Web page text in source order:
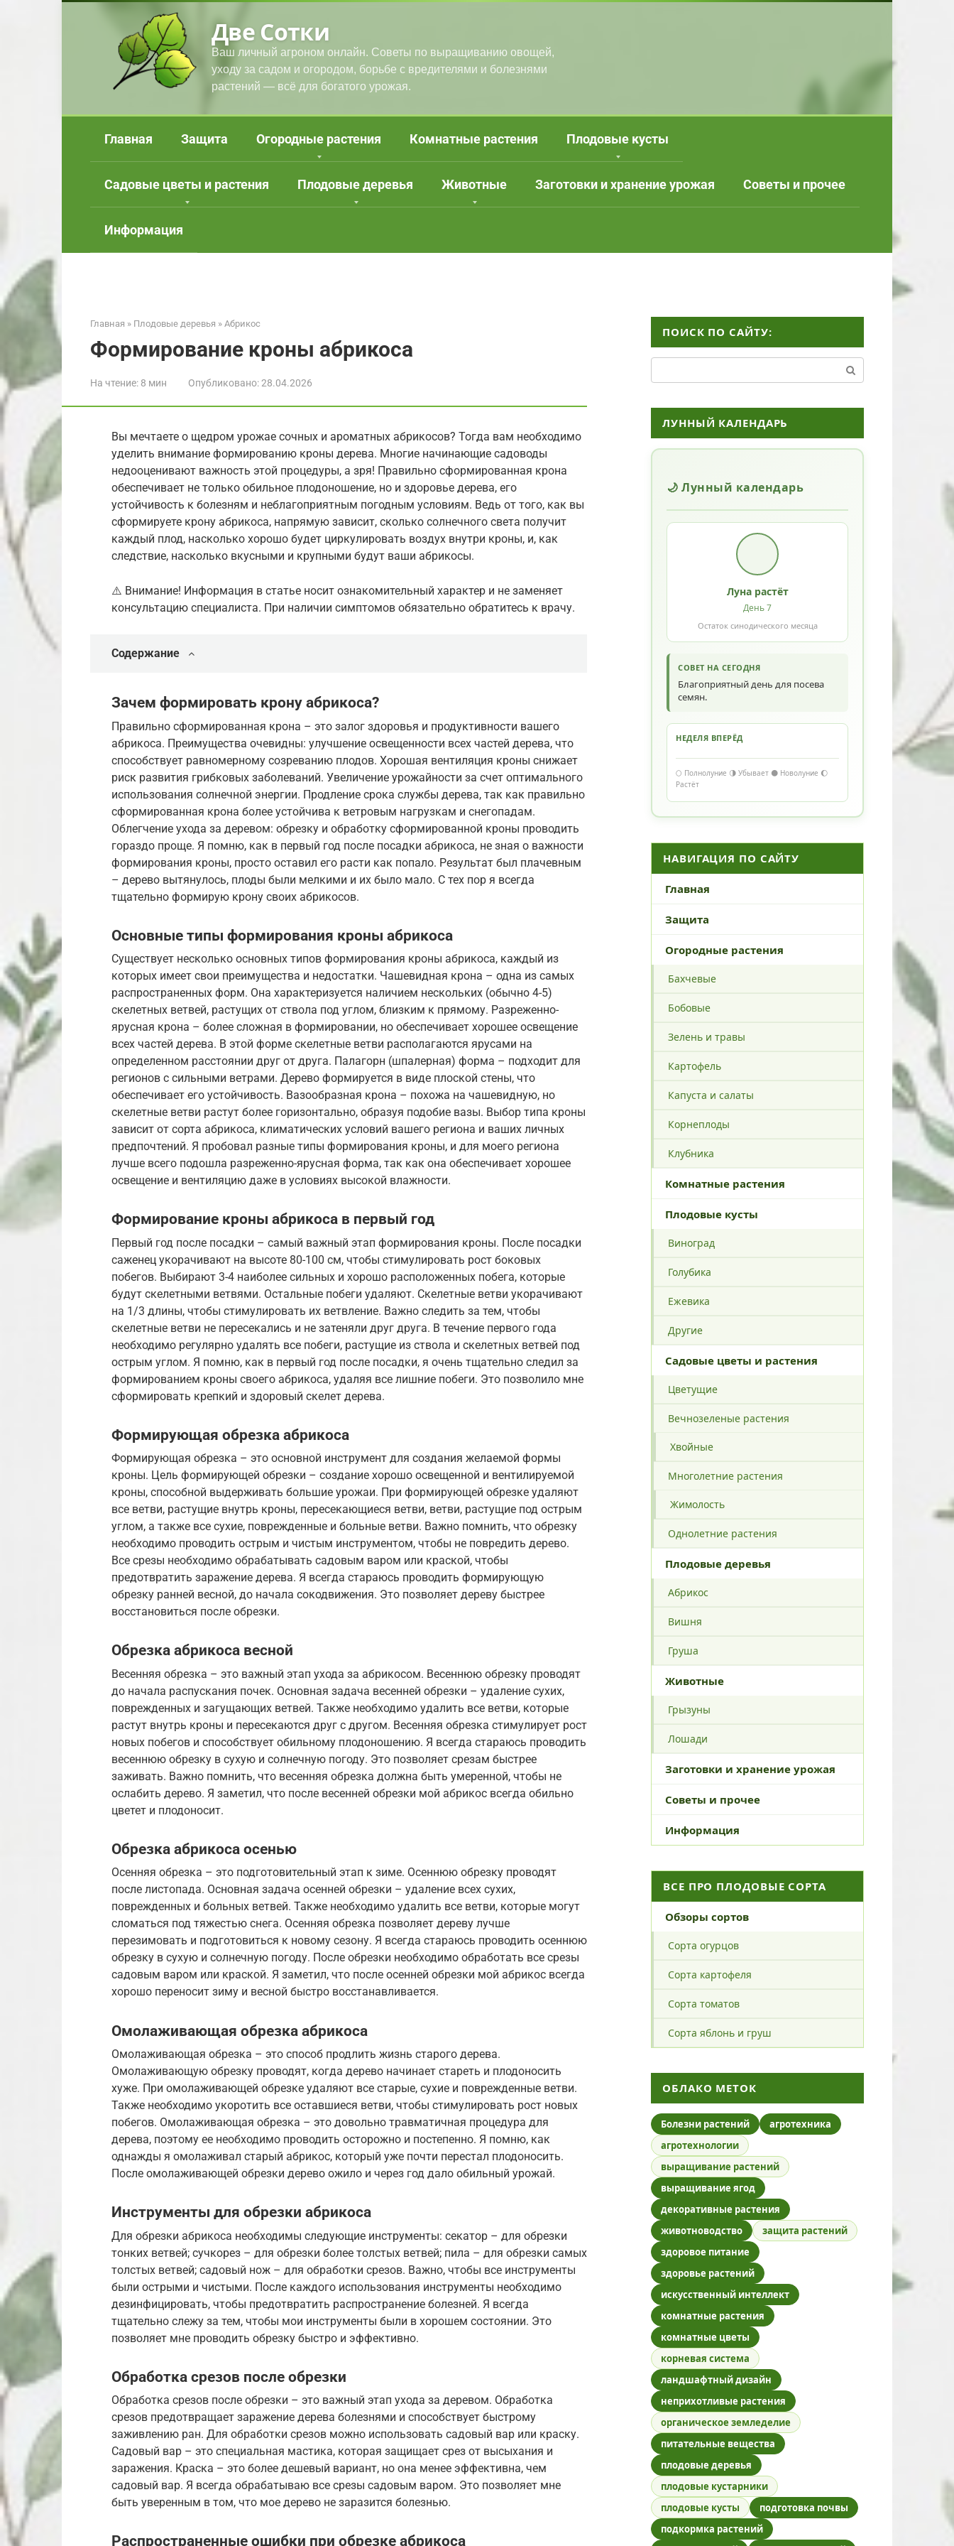
Две Сотки
Ваш личный агроном онлайн. Советы по выращиванию овощей,
уходу за садом и огородом, борьбе с вредителями и болезнями
растений — всё для богатого урожая.
Главная Защита Огородные растения Комнатные растения Плодовые кусты
Садовые цветы и растения Плодовые деревья Животные Заготовки и хранение урожая Советы и прочее
Информация
Главная » Плодовые деревья » Абрикос
Формирование кроны абрикоса
На чтение: 8 мин Опубликовано:28.04.2026
Вы мечтаете о щедром урожае сочных и ароматных абрикосов? Тогда вам необходимо
уделить внимание формированию кроны дерева. Многие начинающие садоводы
недооценивают важность этой процедуры, а зря! Правильно сформированная крона
обеспечивает не только обильное плодоношение, но и здоровье дерева, его
устойчивость к болезням и неблагоприятным погодным условиям. Ведь от того, как вы
сформируете крону абрикоса, напрямую зависит, сколько солнечного света получит
каждый плод, насколько хорошо будет циркулировать воздух внутри кроны, и, как
следствие, насколько вкусными и крупными будут ваши абрикосы.
⚠️ Внимание! Информация в статье носит ознакомительный характер и не заменяет
консультацию специалиста. При наличии симптомов обязательно обратитесь к врачу.
Содержание
Зачем формировать крону абрикоса?
Правильно сформированная крона – это залог здоровья и продуктивности вашего
абрикоса. Преимущества очевидны: улучшение освещенности всех частей дерева, что
способствует равномерному созреванию плодов. Хорошая вентиляция кроны снижает
риск развития грибковых заболеваний. Увеличение урожайности за счет оптимального
использования солнечной энергии. Продление срока службы дерева, так как правильно
сформированная крона более устойчива к ветровым нагрузкам и снегопадам.
Облегчение ухода за деревом: обрезку и обработку сформированной кроны проводить
гораздо проще. Я помню, как в первый год после посадки абрикоса, не зная о важности
формирования кроны, просто оставил его расти как попало. Результат был плачевным
– дерево вытянулось, плоды были мелкими и их было мало. С тех пор я всегда
тщательно формирую крону своих абрикосов.
Основные типы формирования кроны абрикоса
Существует несколько основных типов формирования кроны абрикоса, каждый из
которых имеет свои преимущества и недостатки. Чашевидная крона – одна из самых
распространенных форм. Она характеризуется наличием нескольких (обычно 4-5)
скелетных ветвей, растущих от ствола под углом, близким к прямому. Разреженно-
ярусная крона – более сложная в формировании, но обеспечивает хорошее освещение
всех частей дерева. В этой форме скелетные ветви располагаются ярусами на
определенном расстоянии друг от друга. Палагорн (шпалерная) форма – подходит для
регионов с сильными ветрами. Дерево формируется в виде плоской стены, что
обеспечивает его устойчивость. Вазообразная крона – похожа на чашевидную, но
скелетные ветви растут более горизонтально, образуя подобие вазы. Выбор типа кроны
зависит от сорта абрикоса, климатических условий вашего региона и ваших личных
предпочтений. Я пробовал разные типы формирования кроны, и для моего региона
лучше всего подошла разреженно-ярусная форма, так как она обеспечивает хорошее
освещение и вентиляцию даже в условиях высокой влажности.
Формирование кроны абрикоса в первый год
Первый год после посадки – самый важный этап формирования кроны. После посадки
саженец укорачивают на высоте 80-100 см, чтобы стимулировать рост боковых
побегов. Выбирают 3-4 наиболее сильных и хорошо расположенных побега, которые
будут скелетными ветвями. Остальные побеги удаляют. Скелетные ветви укорачивают
на 1/3 длины, чтобы стимулировать их ветвление. Важно следить за тем, чтобы
скелетные ветви не пересекались и не затеняли друг друга. В течение первого года
необходимо регулярно удалять все побеги, растущие из ствола и скелетных ветвей под
острым углом. Я помню, как в первый год после посадки, я очень тщательно следил за
формированием кроны своего абрикоса, удаляя все лишние побеги. Это позволило мне
сформировать крепкий и здоровый скелет дерева.
Формирующая обрезка абрикоса
Формирующая обрезка – это основной инструмент для создания желаемой формы
кроны. Цель формирующей обрезки – создание хорошо освещенной и вентилируемой
кроны, способной выдерживать большие урожаи. При формирующей обрезке удаляют
все ветви, растущие внутрь кроны, пересекающиеся ветви, ветви, растущие под острым
углом, а также все сухие, поврежденные и больные ветви. Важно помнить, что обрезку
необходимо проводить острым и чистым инструментом, чтобы не повредить дерево.
Все срезы необходимо обрабатывать садовым варом или краской, чтобы
предотвратить заражение дерева. Я всегда стараюсь проводить формирующую
обрезку ранней весной, до начала сокодвижения. Это позволяет дереву быстрее
восстановиться после обрезки.
Обрезка абрикоса весной
Весенняя обрезка – это важный этап ухода за абрикосом. Весеннюю обрезку проводят
до начала распускания почек. Основная задача весенней обрезки – удаление сухих,
поврежденных и загущающих ветвей. Также необходимо удалить все ветви, которые
растут внутрь кроны и пересекаются друг с другом. Весенняя обрезка стимулирует рост
новых побегов и способствует обильному плодоношению. Я всегда стараюсь проводить
весеннюю обрезку в сухую и солнечную погоду. Это позволяет срезам быстрее
заживать. Важно помнить, что весенняя обрезка должна быть умеренной, чтобы не
ослабить дерево. Я заметил, что после весенней обрезки мой абрикос всегда обильно
цветет и плодоносит.
Обрезка абрикоса осенью
Осенняя обрезка – это подготовительный этап к зиме. Осеннюю обрезку проводят
после листопада. Основная задача осенней обрезки – удаление всех сухих,
поврежденных и больных ветвей. Также необходимо удалить все ветви, которые могут
сломаться под тяжестью снега. Осенняя обрезка позволяет дереву лучше
перезимовать и подготовиться к новому сезону. Я всегда стараюсь проводить осеннюю
обрезку в сухую и солнечную погоду. После обрезки необходимо обработать все срезы
садовым варом или краской. Я заметил, что после осенней обрезки мой абрикос всегда
хорошо переносит зиму и весной быстро восстанавливается.
Омолаживающая обрезка абрикоса
Омолаживающая обрезка – это способ продлить жизнь старого дерева.
Омолаживающую обрезку проводят, когда дерево начинает стареть и плодоносить
хуже. При омолаживающей обрезке удаляют все старые, сухие и поврежденные ветви.
Также необходимо укоротить все оставшиеся ветви, чтобы стимулировать рост новых
побегов. Омолаживающая обрезка – это довольно травматичная процедура для
дерева, поэтому ее необходимо проводить осторожно и постепенно. Я помню, как
однажды я омолаживал старый абрикос, который уже почти перестал плодоносить.
После омолаживающей обрезки дерево ожило и через год дало обильный урожай.
Инструменты для обрезки абрикоса
Для обрезки абрикоса необходимы следующие инструменты: секатор – для обрезки
тонких ветвей; сучкорез – для обрезки более толстых ветвей; пила – для обрезки самых
толстых ветвей; садовый нож – для обработки срезов. Важно, чтобы все инструменты
были острыми и чистыми. После каждого использования инструменты необходимо
дезинфицировать, чтобы предотвратить распространение болезней. Я всегда
тщательно слежу за тем, чтобы мои инструменты были в хорошем состоянии. Это
позволяет мне проводить обрезку быстро и эффективно.
Обработка срезов после обрезки
Обработка срезов после обрезки – это важный этап ухода за деревом. Обработка
срезов предотвращает заражение дерева болезнями и способствует быстрому
заживлению ран. Для обработки срезов можно использовать садовый вар или краску.
Садовый вар – это специальная мастика, которая защищает срез от высыхания и
заражения. Краска – это более дешевый вариант, но она менее эффективна, чем
садовый вар. Я всегда обрабатываю все срезы садовым варом. Это позволяет мне
быть уверенным в том, что мое дерево не заразится болезнью.
Распространенные ошибки при обрезке абрикоса
ПОИСК ПО САЙТУ:
ЛУННЫЙ КАЛЕНДАРЬ
🌙 Лунный календарь
Луна растёт
День 7
Остаток синодического месяца
СОВЕТ НА СЕГОДНЯ
Благоприятный день для посева
семян.
НЕДЕЛЯ ВПЕРЁД
🌕 Полнолуние 🌗 Убывает 🌑 Новолуние 🌔
Растёт
НАВИГАЦИЯ ПО САЙТУ
Главная
Защита
Огородные растения
Бахчевые
Бобовые
Зелень и травы
Картофель
Капуста и салаты
Корнеплоды
Клубника
Комнатные растения
Плодовые кусты
Виноград
Голубика
Ежевика
Другие
Садовые цветы и растения
Цветущие
Вечнозеленые растения
Хвойные
Многолетние растения
Жимолость
Однолетние растения
Плодовые деревья
Абрикос
Вишня
Груша
Животные
Грызуны
Лошади
Заготовки и хранение урожая
Советы и прочее
Информация
ВСЕ ПРО ПЛОДОВЫЕ СОРТА
Обзоры сортов
Сорта огурцов
Сорта картофеля
Сорта томатов
Сорта яблонь и груш
ОБЛАКО МЕТОК
Болезни растений
агротехника
агротехнологии
выращивание растений
выращивание ягод
декоративные растения
животноводство
защита растений
здоровое питание
здоровье растений
искусственный интеллект
комнатные растения
комнатные цветы
корневая система
ландшафтный дизайн
неприхотливые растения
органическое земледелие
питательные вещества
плодовые деревья
плодовые кустарники
плодовые кусты
подготовка почвы
подкормка растений